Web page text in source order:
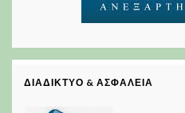
ΔΙΑΔΊΚΤΥΟ & ΑΣΦΆΛΕΙΑ